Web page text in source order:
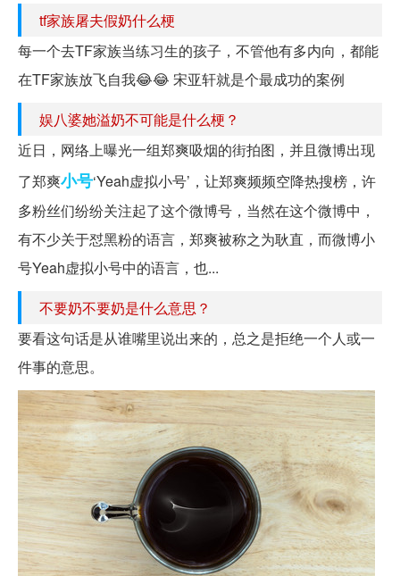
tf家族屠夫假奶什么梗
每一个去TF家族当练习生的孩子，不管他有多内向，都能
在TF家族放飞自我😂😂 宋亚轩就是个最成功的案例
娱八婆她溢奶不可能是什么梗？
近日，网络上曝光一组郑爽吸烟的街拍图，并且微博出现
了郑爽小号‘Yeah虚拟小号’，让郑爽频频空降热搜榜，许
多粉丝们纷纷关注起了这个微博号，当然在这个微博中，
有不少关于怼黑粉的语言，郑爽被称之为耿直，而微博小
号Yeah虚拟小号中的语言，也...
不要奶不要奶是什么意思？
要看这句话是从谁嘴里说出来的，总之是拒绝一个人或一
件事的意思。